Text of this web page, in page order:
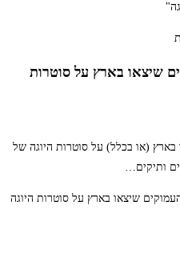
שיצאו בארץ על סוטרות
(או בכלל) על סוטרות היוגה של
ותיקים…
שיצאו בארץ על סוטרות היוגה